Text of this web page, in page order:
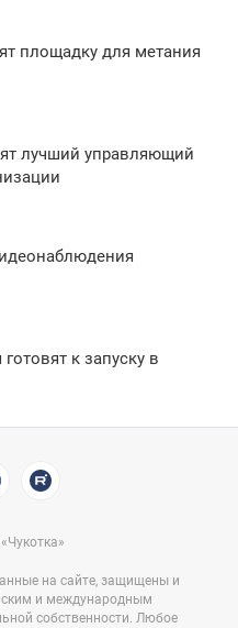
площадку для метания
лучший управляющий
к запуску в
на сайте, защищены и
и международным
собственности. Любое